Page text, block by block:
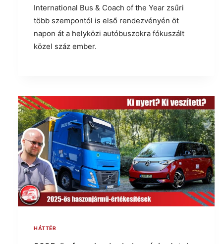
International Bus & Coach of the Year zsűri
több szempontól is első rendezvényén öt
napon át a helyközi autóbuszokra fókuszált
közel száz ember.
HÁTTÉR